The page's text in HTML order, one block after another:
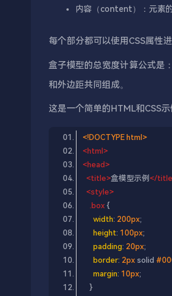
内容（content）：元素的
每个部分都可以使用CSS属性进
盒子模型的总宽度计算公式是：
和外边距共同组成。
这是一个简单的HTML和CSS
<!DOCTYPE html>
<html >
<head >
<title>盒模型示例 </title
<style>
.box
width: 200px
height: 100px
padding: 20px
border: 2px solid
margin: 10px